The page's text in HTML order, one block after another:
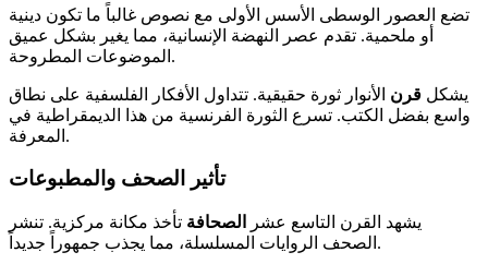
تضع العصور الوسطى الأسس الأولى مع نصوص غالباً ما تكون دينية
أو ملحمية. تقدم عصر النهضة الإنسانية، مما يغير بشكل عميق
الموضوعات المطروحة.
يشكل قرن الأنوار ثورة حقيقية. تتداول الأفكار الفلسفية على نطاق
واسع بفضل الكتب. تسرع الثورة الفرنسية من هذا الديمقراطية في
المعرفة.
تأثير الصحف والمطبوعات
يشهد القرن التاسع عشر الصحافة تأخذ مكانة مركزية. تنشر
الصحف الروايات المسلسلة، مما يجذب جمهوراً جديداً.